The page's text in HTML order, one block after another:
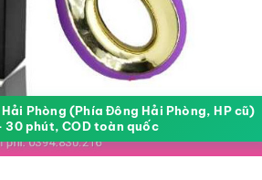
Phòng (Phía Đông Hải Phòng, HP cũ)
30 phút, COD toàn quốc